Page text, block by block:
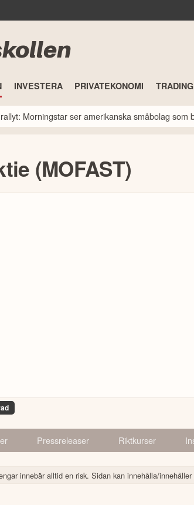
INVESTERA PRIVATEKONOMI TRADING
Morningstar ser amerikanska småbolag som
(MOFAST)
Pressreleaser Riktkurser
innebär alltid en risk. Sidan kan innehålla/